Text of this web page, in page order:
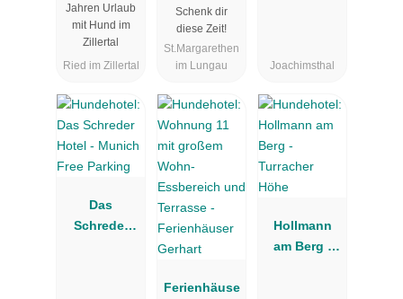
Jahren Urlaub
mit Hund im
Zillertal
Ried im Zillertal
Hotel
Schenk dir
diese Zeit!
St.Margarethen
im Lungau
Joachimsthal
Das
Schreder
Ferienhäuse
Hollmann
am Berg -